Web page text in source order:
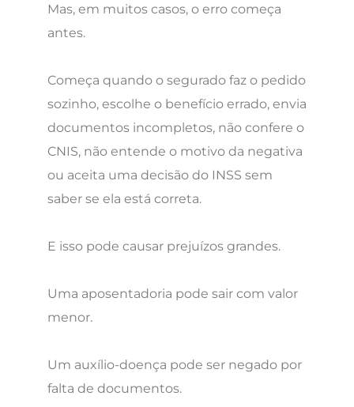
Mas, em muitos casos, o erro começa
antes.
Começa quando o segurado faz o pedido
sozinho, escolhe o benefício errado, envia
documentos incompletos, não confere o
CNIS, não entende o motivo da negativa
ou aceita uma decisão do INSS sem
saber se ela está correta.
E isso pode causar prejuízos grandes.
Uma aposentadoria pode sair com valor
menor.
Um auxílio-doença pode ser negado por
falta de documentos.